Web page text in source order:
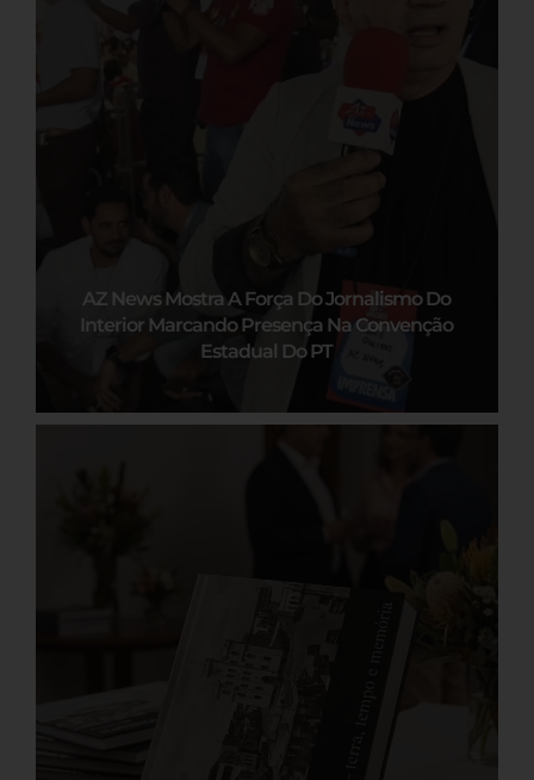
AZ News Mostra A Força Do Jornalismo Do
Interior Marcando Presença Na Convenção
Estadual Do PT